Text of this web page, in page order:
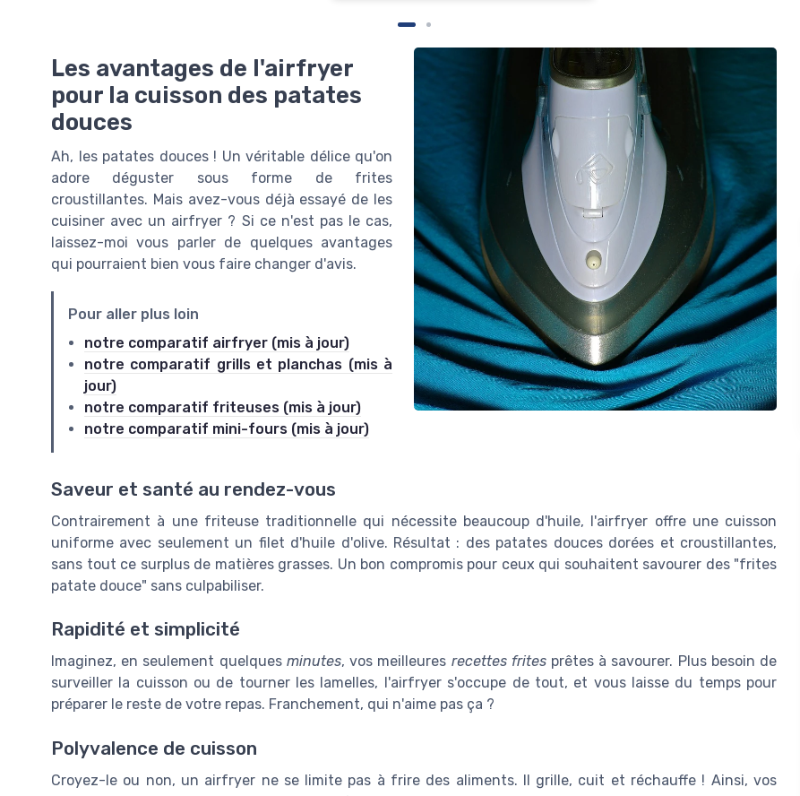
Les avantages de l'airfryer
pour la cuisson des patates
douces
Ah, les patates douces ! Un véritable délice qu'on
adore déguster sous forme de frites
croustillantes. Mais avez-vous déjà essayé de les
cuisiner avec un airfryer ? Si ce n'est pas le cas,
laissez-moi vous parler de quelques avantages
qui pourraient bien vous faire changer d'avis.
Pour aller plus loin
notre comparatif airfryer (mis à jour)
notre comparatif grills et planchas (mis à
jour)
notre comparatif friteuses (mis à jour)
notre comparatif mini-fours (mis à jour)
Saveur et santé au rendez-vous
Contrairement à une friteuse traditionnelle qui nécessite beaucoup d'huile, l'airfryer offre une cuisson
uniforme avec seulement un filet d'huile d'olive. Résultat : des patates douces dorées et croustillantes,
sans tout ce surplus de matières grasses. Un bon compromis pour ceux qui souhaitent savourer des "frites
patate douce" sans culpabiliser.
Rapidité et simplicité
Imaginez, en seulement quelques minutes, vos meilleures recettes fritesprêtes à savourer. Plus besoin de
surveiller la cuisson ou de tourner les lamelles, l'airfryer s'occupe de tout, et vous laisse du temps pour
préparer le reste de votre repas. Franchement, qui n'aime pas ça ?
Polyvalence de cuisson
Croyez-le ou non, un airfryer ne se limite pas à frire des aliments. Il grille, cuit et réchauffe ! Ainsi, vos